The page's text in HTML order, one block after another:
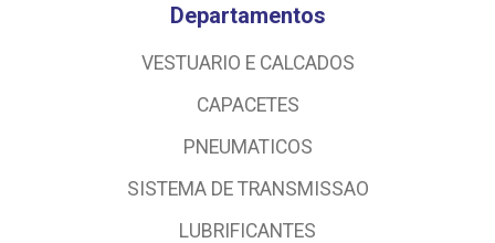
Departamentos
VESTUARIO E CALCADOS
CAPACETES
PNEUMATICOS
SISTEMA DE TRANSMISSAO
LUBRIFICANTES